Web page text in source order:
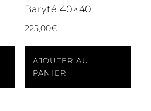
Baryté 40×40
225,00€
AJOUTER AU
PANIER